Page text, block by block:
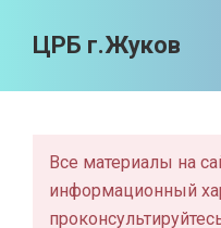
ЦРБ г.Жуков
Все материалы на
информационный